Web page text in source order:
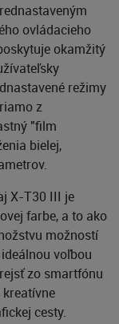
ovládacieho
okamžitý
režimy
z
"film
bielej,
X-T30 III je
farbe, a to ako
možností
voľbou
zo smartfónu
cesty.